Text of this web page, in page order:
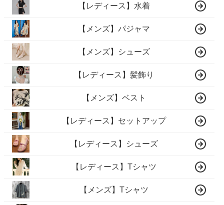
【レディース】水着
【メンズ】パジャマ
【メンズ】シューズ
【レディース】髪飾り
【メンズ】ベスト
【レディース】セットアップ
【レディース】シューズ
【レディース】Tシャツ
【メンズ】Tシャツ